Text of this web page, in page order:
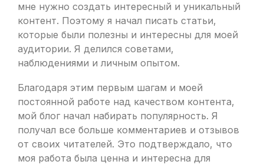
мне нужно создать интересный и уникальный
контент. Поэтому я начал писать статьи,
которые были полезны и интересны для моей
аудитории. Я делился советами,
наблюдениями и личным опытом.
Благодаря этим первым шагам и моей
постоянной работе над качеством контента,
мой блог начал набирать популярность. Я
получал все больше комментариев и отзывов
от своих читателей. Это подтверждало, что
моя работа была ценна и интересна для